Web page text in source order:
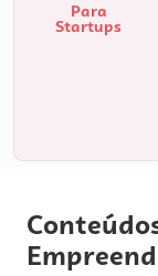
Para
Startups